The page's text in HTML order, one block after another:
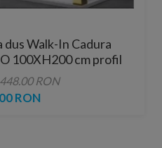
dus Walk-In Cadura
100XH200 cm profil
Shade
RON
RON